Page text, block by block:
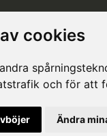
cookies
och för att
Ändra
and the Google